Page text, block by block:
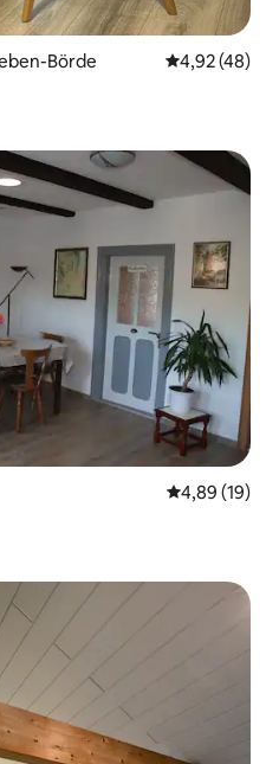
Börde Prosječna
4,92 (48)
Prosječna
4,89 (19)